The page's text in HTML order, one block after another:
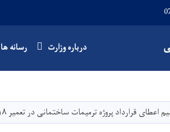
درباره وزارت رسانه ها
پروژه ترمیمات ساختمانی در تعمیر ۱۸ منزله وزارت مخابرات و تکنالوژی معلوماتی